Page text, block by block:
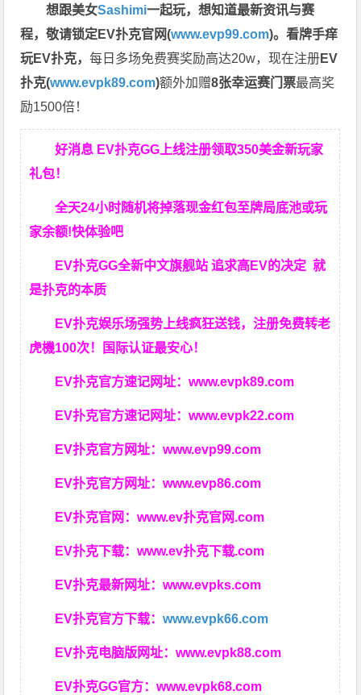
想跟美女Sashimi一起玩，想知道最新资讯与赛
程，敬请锁定EV扑克官网(www.evp99.com)。看牌手痒
玩EV扑克，每日多场免费赛奖励高达20w，现在注册EV
扑克(www.evpk89.com)额外加赠8张幸运赛门票最高奖
励1500倍！
好消息 EV扑克GG上线注册领取350美金新玩家
礼包！
全天24小时随机将掉落现金红包至牌局底池或玩
家余额!快体验吧
EV扑克GG全新中文旗舰站 追求高EV的决定就
是扑克的本质
EV扑克娱乐场强势上线疯狂送钱，注册免费转老
虎機100次！国际认证最安心！
EV扑克官方速记网址：www.evpk89.com
EV扑克官方速记网址：www.evpk22.com
EV扑克官方网址：www.evp99.com
EV扑克官方网址：www.evp86.com
EV扑克官网：www.ev扑克官网.com
EV扑克下载：www.ev扑克下载.com
EV扑克最新网址：www.evpks.com
EV扑克官方下载：www.evpk66.com
EV扑克电脑版网址：www.evpk88.com
EV扑克GG官方：www.evpk68.com